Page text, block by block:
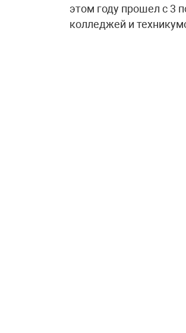
этом году прошел с 3
колледжей и